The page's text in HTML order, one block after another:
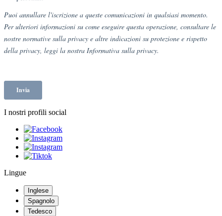
I nostri profili social
Lingue
Inglese
Spagnolo
Tedesco